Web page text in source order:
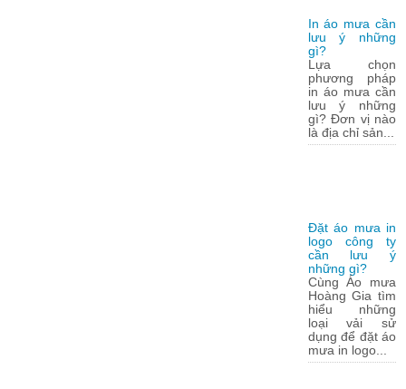
In áo mưa cần
lưu ý những
gì?
Lựa chọn
phương pháp
in áo mưa cần
lưu ý những
gì? Đơn vị nào
là địa chỉ sản...
Đặt áo mưa in
logo công ty
cần lưu ý
những gì?
Cùng Áo mưa
Hoàng Gia tìm
hiểu những
loại vải sử
dụng để đặt áo
mưa in logo...